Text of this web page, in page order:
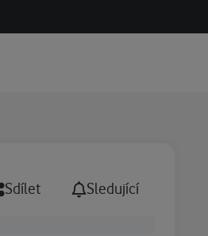
Sdílet Sledující